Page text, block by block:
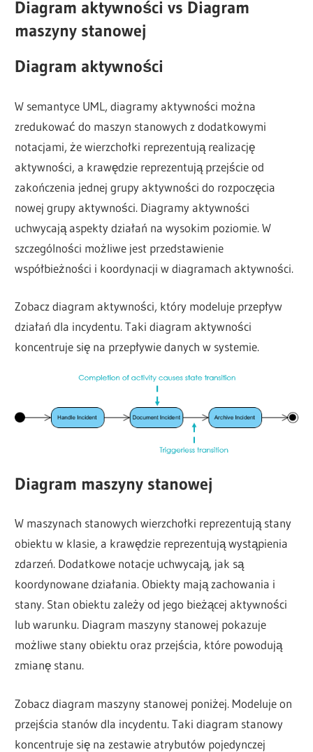
Diagram aktywności vs Diagram
maszyny stanowej
Diagram aktywności
W semantyce UML, diagramy aktywności można
zredukować do maszyn stanowych z dodatkowymi
notacjami, że wierzchołki reprezentują realizację
aktywności, a krawędzie reprezentują przejście od
zakończenia jednej grupy aktywności do rozpoczęcia
nowej grupy aktywności. Diagramy aktywności
uchwycają aspekty działań na wysokim poziomie. W
szczególności możliwe jest przedstawienie
współbieżności i koordynacji w diagramach aktywności.
Zobacz diagram aktywności, który modeluje przepływ
działań dla incydentu. Taki diagram aktywności
koncentruje się na przepływie danych w systemie.
Diagram maszyny stanowej
W maszynach stanowych wierzchołki reprezentują stany
obiektu w klasie, a krawędzie reprezentują wystąpienia
zdarzeń. Dodatkowe notacje uchwycają, jak są
koordynowane działania. Obiekty mają zachowania i
stany. Stan obiektu zależy od jego bieżącej aktywności
lub warunku. Diagram maszyny stanowej pokazuje
możliwe stany obiektu oraz przejścia, które powodują
zmianę stanu.
Zobacz diagram maszyny stanowej poniżej. Modeluje on
przejścia stanów dla incydentu. Taki diagram stanowy
koncentruje się na zestawie atrybutów pojedynczej